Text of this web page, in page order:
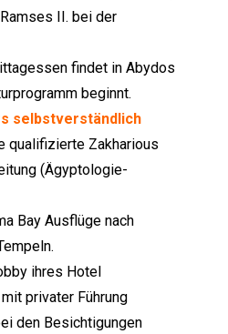
II. bei der
findet in Abydos
beginnt.
selbstverständlich
qualifizierte Zakharious
(Ägyptologie-
Bay Ausflüge nach
ihres Hotel
privater Führung
den Besichtigungen